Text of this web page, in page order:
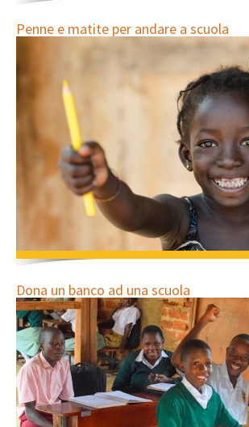
Penne e matite per andare a scuola
Dona un banco ad una scuola